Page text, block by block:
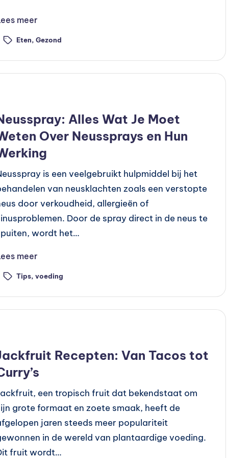
meer
Eten, Gezond
Alles Wat Je Moet
Over Neussprays en Hun
is een veelgebruikt hulpmiddel bij het
van neusklachten zoals een verstopte
door verkoudheid, allergieën of
Door de spray direct in de neus te
wordt het…
meer
Tips, voeding
Recepten: Van Tacos tot
een tropisch fruit dat bekendstaat om
grote formaat en zoete smaak, heeft de
jaren steeds meer populariteit
in de wereld van plantaardige voeding.
fruit wordt…